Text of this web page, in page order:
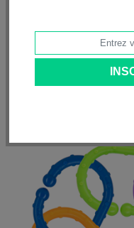
Accueil •Équipement Et